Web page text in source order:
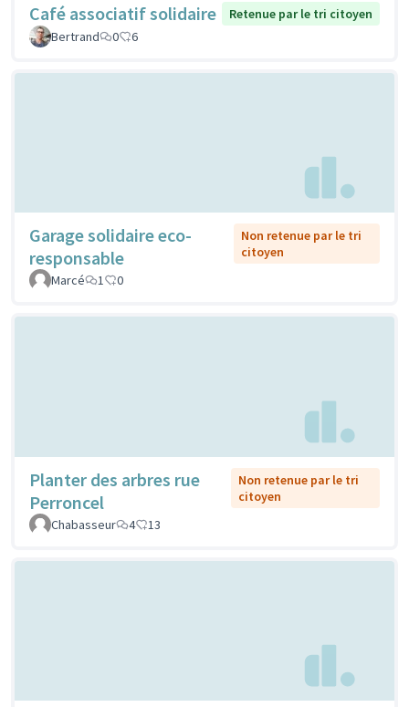
Café associatif solidaire
Retenue par le tri citoyen
Bertrand
0 6
Garage solidaire eco-
responsable
Non retenue par le tri
citoyen
Marcé
1 0
Planter des arbres rue
Perroncel
Non retenue par le tri
citoyen
Chabasseur
4 13